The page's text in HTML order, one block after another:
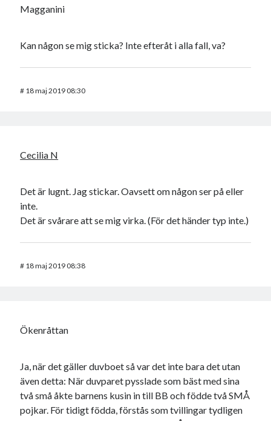
Magganini
Kan någon se mig sticka? Inte efteråt i alla fall, va?
# 18 maj 2019 08:30
Cecilia N
Det är lugnt. Jag stickar. Oavsett om någon ser på eller
inte.
Det är svårare att se mig virka. (För det händer typ inte.)
# 18 maj 2019 08:38
Ökenråttan
Ja, när det gäller duvboet så var det inte bara det utan
även detta: När duvparet pysslade som bäst med sina
två små åkte barnens kusin in till BB och födde två SMÅ
pojkar. För tidigt födda, förstås som tvillingar tydligen